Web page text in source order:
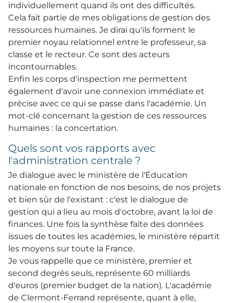
individuellement quand ils ont des difficultés.
Cela fait partie de mes obligations de gestion des
ressources humaines. Je dirai qu'ils forment le
premier noyau relationnel entre le professeur, sa
classe et le recteur. Ce sont des acteurs
incontournables.
Enfin les corps d'inspection me permettent
également d'avoir une connexion immédiate et
précise avec ce qui se passe dans l'académie. Un
mot-clé concernant la gestion de ces ressources
humaines : la concertation.
Quels sont vos rapports avec
l'administration centrale ?
Je dialogue avec le ministère de l'Éducation
nationale en fonction de nos besoins, de nos projets
et bien sûr de l'existant : c'est le dialogue de
gestion qui a lieu au mois d'octobre, avant la loi de
finances. Une fois la synthèse faite des données
issues de toutes les académies, le ministère répartit
les moyens sur toute la France.
Je vous rappelle que ce ministère, premier et
second degrés seuls, représente 60 milliards
d'euros (premier budget de la nation). L'académie
de Clermont-Ferrand représente, quant à elle,